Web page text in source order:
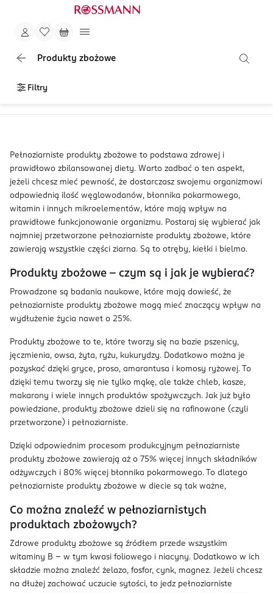
Produkty zbożowe
Filtry
Pełnoziarniste produkty zbożowe to podstawa zdrowej i
prawidłowo zbilansowanej diety. Warto zadbać o ten aspekt,
jeżeli chcesz mieć pewność, że dostarczasz swojemu organizmowi
odpowiednią ilość węglowodanów, błonnika pokarmowego,
witamin i innych mikroelementów, które mają wpływ na
prawidłowe funkcjonowanie organizmu. Postaraj się wybierać jak
najmniej przetworzone pełnoziarniste produkty zbożowe, które
zawierają wszystkie części ziarna. Są to otręby, kiełki i bielmo.
Produkty zbożowe – czym są i jak je wybierać?
Prowadzone są badania naukowe, które mają dowieść, że
pełnoziarniste produkty zbożowe mogą mieć znaczący wpływ na
wydłużenie życia nawet o 25%.
Produkty zbożowe to te, które tworzy się na bazie pszenicy,
jęczmienia, owsa, żyta, ryżu, kukurydzy. Dodatkowo można je
pozyskać dzięki gryce, proso, amarantusa i komosy ryżowej. To
dzięki temu tworzy się nie tylko mąkę, ale także chleb, kasze,
makarony i wiele innych produktów spożywczych. Jak już było
powiedziane, produkty zbożowe dzieli się na rafinowane (czyli
przetworzone) i pełnoziarniste.
Dzięki odpowiednim procesom produkcyjnym pełnoziarniste
produkty zbożowe zawierają aż o 75% więcej innych składników
odżywczych i 80% więcej błonnika pokarmowego. To dlatego
pełnoziarniste produkty zbożowe w diecie są tak ważne,
Co można znaleźć w pełnoziarnistych
produktach zbożowych?
Zdrowe produkty zbożowe są źródłem przede wszystkim
witaminy B – w tym kwasi foliowego i niacyny. Dodatkowo w ich
składzie można znaleźć żelazo, fosfor, cynk, magnez. Jeżeli chcesz
na dłużej zachować uczucie sytości, to jedz pełnoziarniste